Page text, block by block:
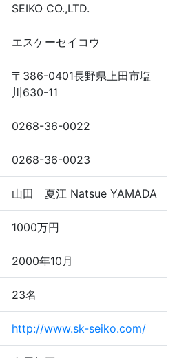
SEIKO CO.,LTD.
エスケーセイコウ
〒386-0401長野県上田市塩
川630-11
0268-36-0022
0268-36-0023
山田 夏江 Natsue YAMADA
1000万円
2000年10月
23名
http://www.sk-seiko.com/